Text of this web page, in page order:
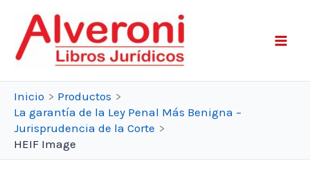
contenido
Inicio
Productos
La garantía de la Ley Penal Más Benigna –
Jurisprudencia de la Corte
HEIF Image